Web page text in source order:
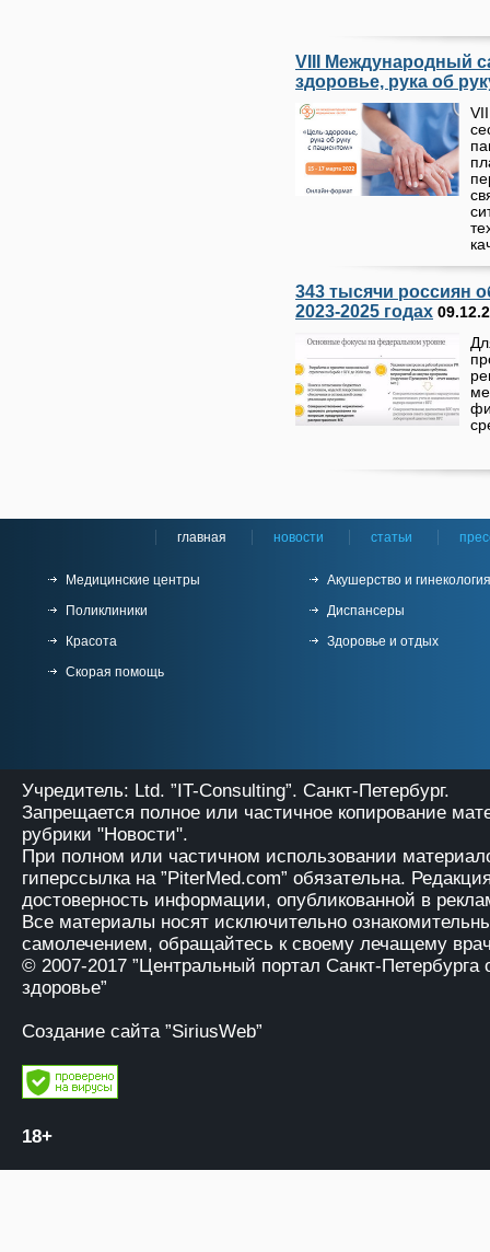
VIII Международный
здоровье, рука об
343 тысячи россиян
2023-2025 годах
главная новости статьи
Медицинские центры
Акушерство и гинекология
Поликлиники
Диспансеры
Красота
Здоровье и отдых
Скорая помощь
Учредитель: Ltd. ”IT-Consulting”. Санкт-Петербург.
Запрещается полное или частичное копирование
рубрики "Новости".
При полном или частичном использовании
гиперссылка на ”PiterMed.com” обязательна.
достоверность информации, опубликованной в
Все материалы носят исключительно
самолечением, обращайтесь к своему лечащему
© 2007-2017 ”Центральный портал Санкт-
здоровье”
Создание сайта ”SiriusWeb”
18+